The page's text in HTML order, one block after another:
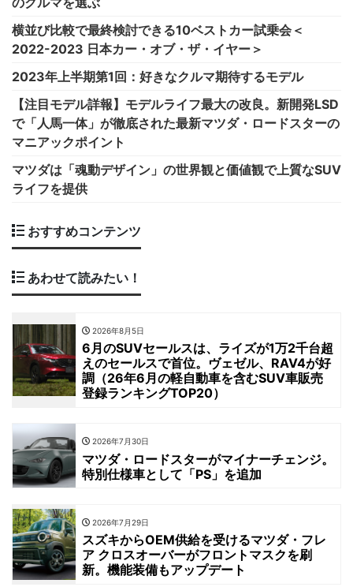
横並び比較で最終検討できる10ベストカー試乗会＜
2022-2023 日本カー・オブ・ザ・イヤー＞
2023年上半期第1回：好きなクルマ期待するモデル
【注目モデル詳報】モデルライフ最大の改良。新開発LSD
で「人馬一体」が徹底された最新マツダ・ロードスターの
マニアックポイント
マツダは「魂動デザイン」の世界観と価値観で上質なSUV
ライフを提供
おすすめコンテンツ
あわせて読みたい！
2026年8月5日
6月のSUVセールスは、ライズが1万2千台超
えのセールスで首位。ヴェゼル、RAV4が好
調（26年6月の軽自動車を含むSUV車販売
登録ランキングTOP20）
2026年7月30日
マツダ・ロードスターがマイナーチェンジ。
特別仕様車として「PS」を追加
2026年7月29日
スズキからOEM供給を受けるマツダ・フレ
ア クロスオーバーがフロントマスクを刷
新。機能装備もアップデート